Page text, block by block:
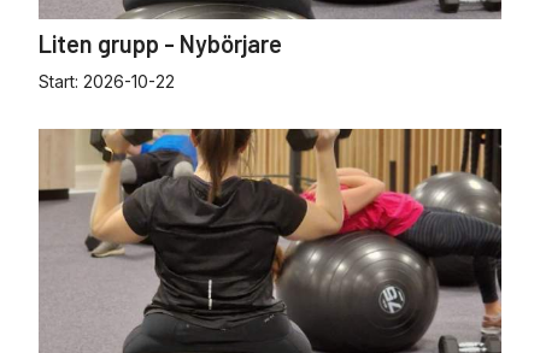
Liten grupp - Nybörjare
Start: 2026-10-22